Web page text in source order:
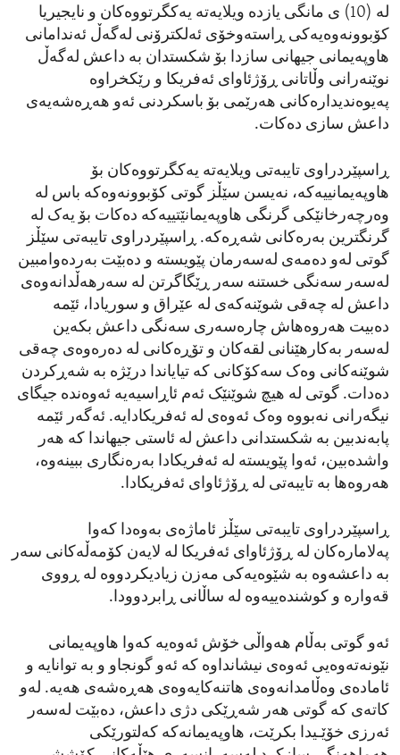
لە (10) ی مانگی یازدە ویلایەتە یەکگرتووەکان و نایجیریا
کۆبوونەوەیەکی ڕاستەوخۆی ئەلکترۆنی لەگەڵ ئەندامانی
هاوپەیمانی جیهانی سازدا بۆ شکستدان بە داعش لەگەڵ
نوێنەرانی وڵاتانی ڕۆژئاوای ئەفریکا و رێکخراوە
پەیوەندیدارەکانی هەرێمی بۆ باسکردنی ئەو هەڕەشەیەی
داعش سازی دەکات.
ڕاسپێردراوی تایبەتی ویلایەتە یەکگرتووەکان بۆ
هاوپەیمانییەکە، نەیسن سێڵز گوتی کۆبوونەوەکە باس لە
وەرچەرخانێکی گرنگی هاوپەیمانێتییەکە دەکات بۆ یەک لە
گرنگترین بەرەکانی شەڕەکە. ڕاسپێردراوی تایبەتی سێڵز
گوتی لەو دەمەی لەسەرمان پێویستە و دەبێت بەردەوامبین
لەسەر سەنگی خستنە سەر ڕێگاگرتن لە سەرهەڵدانەوەی
داعش لە چەقی شوێنەکەی لە عێراق و سوریادا، ئێمە
دەبیت هەروەهاش چارەسەری سەنگی داعش بکەین
لەسەر بەکارهێنانی لقەکان و تۆڕەکانی لە دەرەوەی چەقی
شوێنەکانی وەک سەکۆکانی کە تیایاندا درێژە بە شەڕکردن
دەدات. گوتی لە هیچ شوێنێک ئەم ئاڕاسیەیە ئەوەندە جیگای
نیگەرانی نەبووە وەک ئەوەی لە ئەفریکادایە. ئەگەر ئێمە
پابەندبین بە شکستدانی داعش لە ئاستی جیهاندا کە هەر
واشدەبین، ئەوا پێویستە لە ئەفریکادا بەرەنگاری ببینەوە،
هەروەها بە تایبەتی لە ڕۆژئاوای ئەفریکادا.
ڕاسپێردراوی تایبەتی سێڵز ئاماژەی بەوەدا کەوا
پەلامارەکان لە ڕۆژئاوای ئەفریکا لە لایەن کۆمەڵەکانی سەر
بە داعشەوە بە شێوەیەکی مەزن زیادیکردووە لە ڕووی
قەوارە و کوشندەییەوە لە ساڵانی ڕابردوودا.
ئەو گوتی بەڵام هەواڵی خۆش ئەوەیە کەوا هاوپەیمانی
نێونەتەوەیی ئەوەی نیشانداوە کە ئەو گونجاو و بە توانایە و
ئامادەی وەڵامدانەوەی هاتنەکایەوەی هەڕەشەی هەیە. لەو
کاتەی کە گوتی هەر شەڕێکی دژی داعش، دەبێت لەسەر
ئەرزی خۆێـیدا بکرێت، هاوپەیمانەکە کەلتورێکی